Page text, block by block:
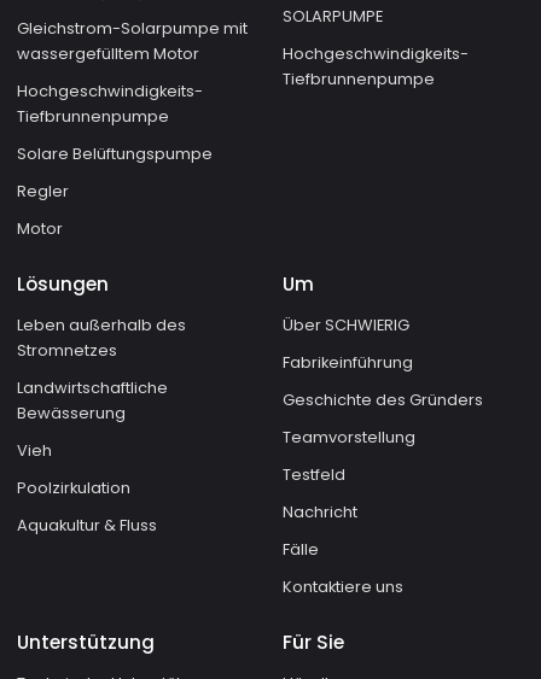
Gleichstrom-Solarpumpe mit
wassergefülltem Motor
Hochgeschwindigkeits-
Tiefbrunnenpumpe
Solare Belüftungspumpe
Regler
Motor
SOLARPUMPE
Hochgeschwindigkeits-
Tiefbrunnenpumpe
Lösungen
Leben außerhalb des
Stromnetzes
Landwirtschaftliche
Bewässerung
Vieh
Poolzirkulation
Aquakultur & Fluss
Um
Über SCHWIERIG
Fabrikeinführung
Geschichte des Gründers
Teamvorstellung
Testfeld
Nachricht
Fälle
Kontaktiere uns
Unterstützung Für Sie